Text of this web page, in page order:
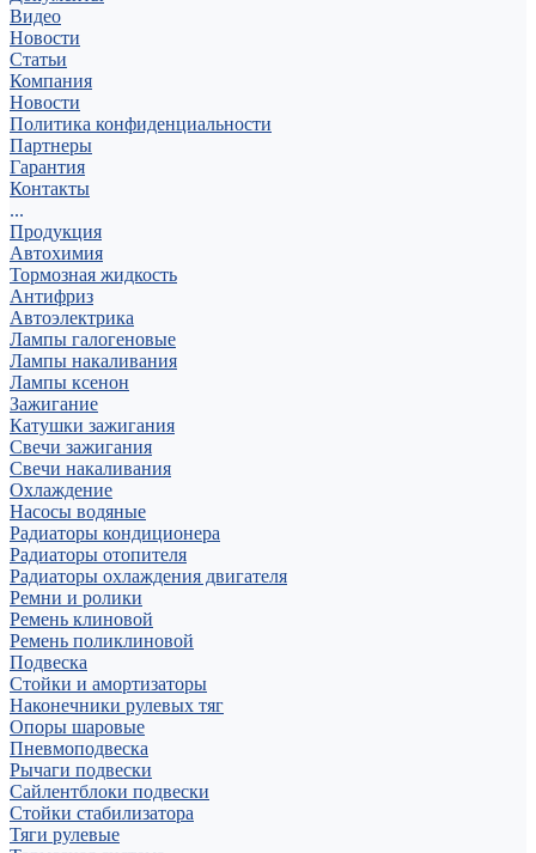
Видео
Новости
Статьи
Компания
Новости
Политика конфиденциальности
Партнеры
Гарантия
Контакты
...
Продукция
Автохимия
Тормозная жидкость
Антифриз
Автоэлектрика
Лампы галогеновые
Лампы накаливания
Лампы ксенон
Зажигание
Катушки зажигания
Свечи зажигания
Свечи накаливания
Охлаждение
Насосы водяные
Радиаторы кондиционера
Радиаторы отопителя
Радиаторы охлаждения двигателя
Ремни и ролики
Ремень клиновой
Ремень поликлиновой
Подвеска
Стойки и амортизаторы
Наконечники рулевых тяг
Опоры шаровые
Пневмоподвеска
Рычаги подвески
Сайлентблоки подвески
Стойки стабилизатора
Тяги рулевые